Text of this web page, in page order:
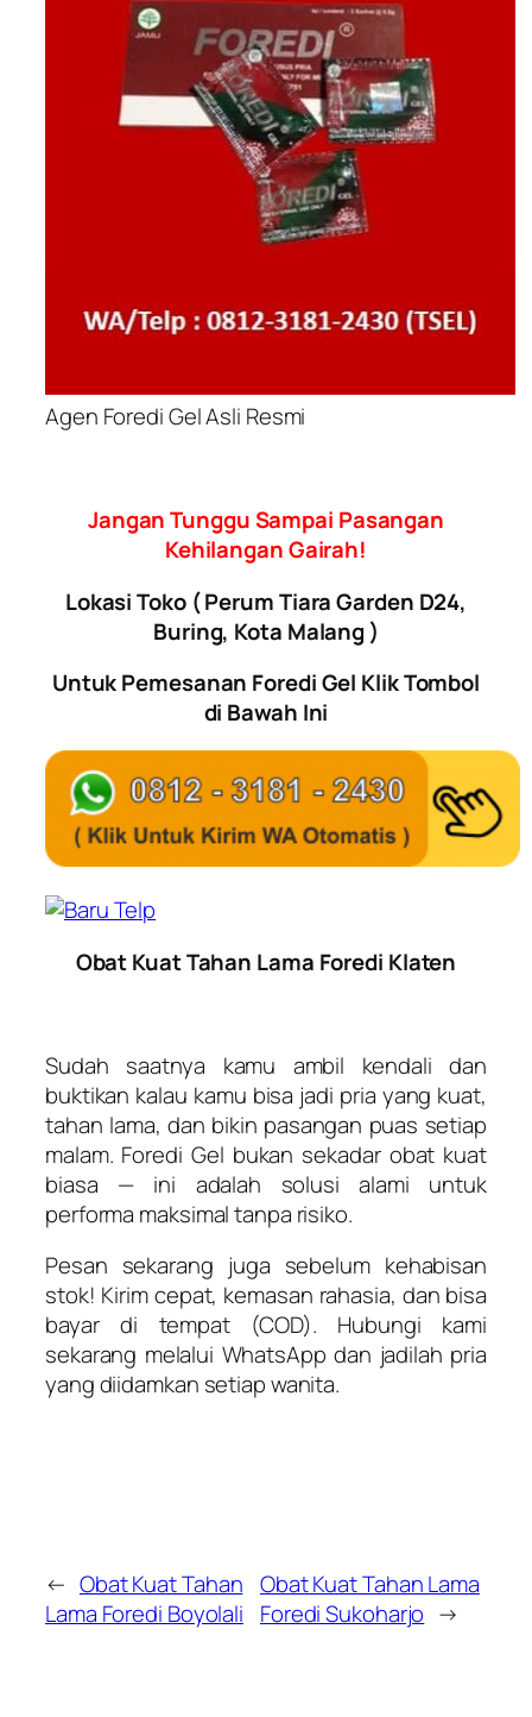
Agen Foredi Gel Asli Resmi
Jangan Tunggu Sampai Pasangan
Kehilangan Gairah!
Lokasi Toko ( Perum Tiara Garden D24,
Buring, Kota Malang )
Untuk Pemesanan Foredi Gel Klik Tombol
di Bawah Ini
Obat Kuat Tahan Lama Foredi Klaten
Sudah saatnya kamu ambil kendali dan
buktikan kalau kamu bisa jadi pria yang kuat,
tahan lama, dan bikin pasangan puas setiap
malam. Foredi Gel bukan sekadar obat kuat
biasa — ini adalah solusi alami untuk
performa maksimal tanpa risiko.
Pesan sekarang juga sebelum kehabisan
stok! Kirim cepat, kemasan rahasia, dan bisa
bayar di tempat (COD). Hubungi kami
sekarang melalui WhatsApp dan jadilah pria
yang diidamkan setiap wanita.
← Obat Kuat Tahan
Lama Foredi Boyolali
Obat Kuat Tahan Lama
Foredi Sukoharjo →